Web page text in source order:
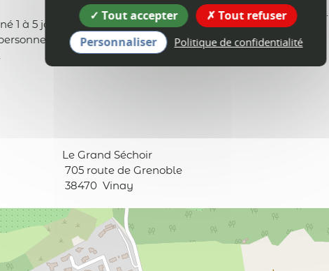
1 à 5 joueurs par équipe.
n'ayant jamais ou très
• Réduit (-18 ans) : 6,50 €.
Le Grand Séchoir
705 route de Grenoble
38470 Vinay
Tout accepter
Tout refuser
Personnaliser
Politique de confidentialité